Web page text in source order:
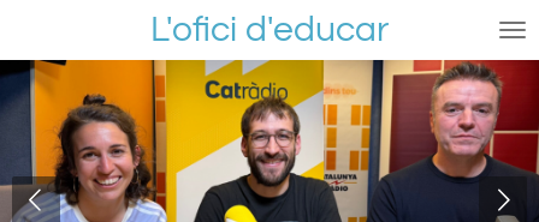
contenido
principal
L'ofici d'educar